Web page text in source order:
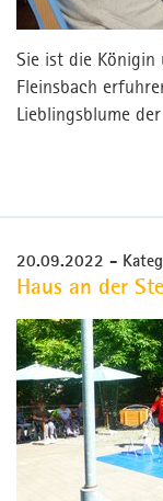
Sie ist die Königin
Fleinsbach
Lieblingsblume
20.09.2022 -
Haus an der